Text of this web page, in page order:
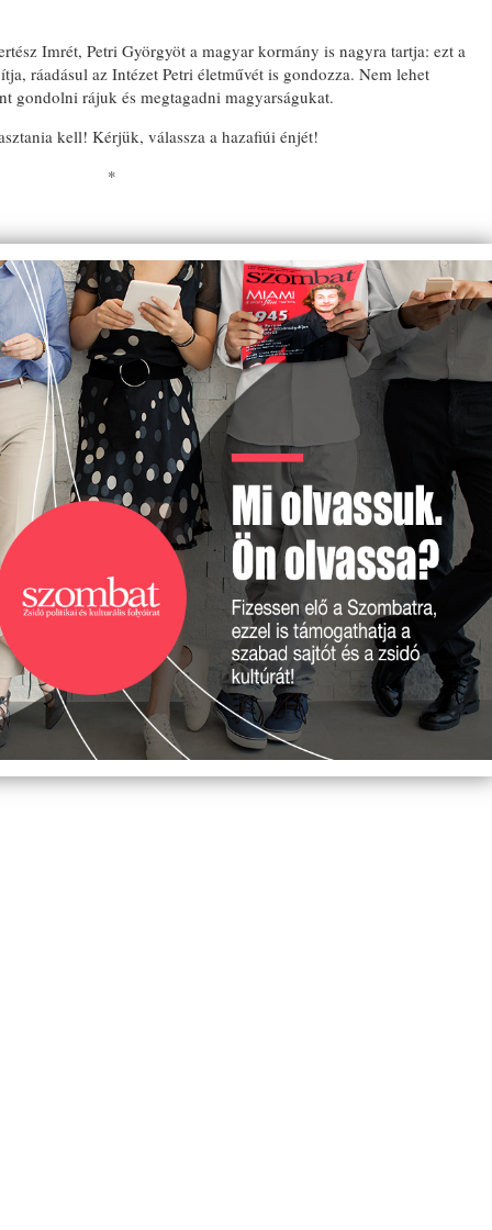
Imrét, Petri Györgyöt a magyar kormány is nagyra tartja: ezt a
ráadásul az Intézet Petri életművét is gondozza. Nem lehet
gondolni rájuk és megtagadni magyarságukat.
kell! Kérjük, válassza a hazafiúi énjét!
*